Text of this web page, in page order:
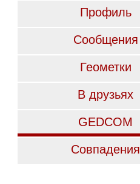
Профиль
Сообщения
Геометки
В друзьях
GEDCOM
Совпадения